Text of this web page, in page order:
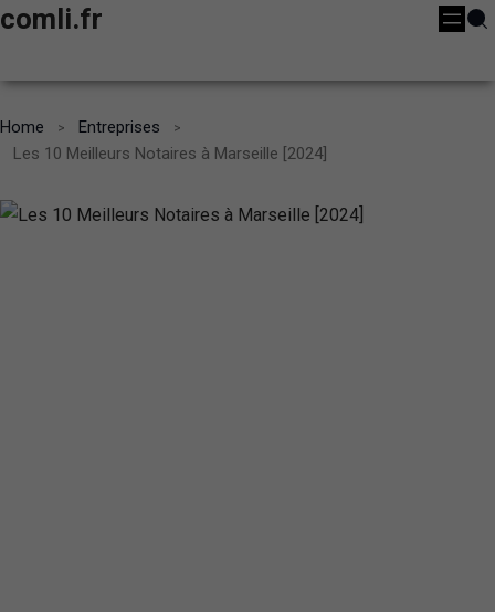
comli.fr
Home
Entreprises
Les 10 Meilleurs Notaires à Marseille [2024]